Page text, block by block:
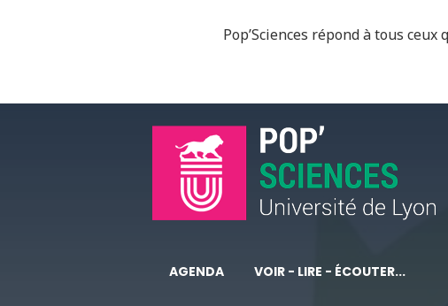
Pop’Sciences répond à tous
AGENDA VOIR - LIRE - ÉCOUTER...